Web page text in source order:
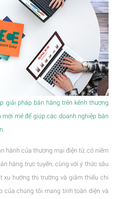
giải pháp bán hàng trên kênh thương
mẻ để giúp các doanh nghiệp bán
hành của thương mại điện tử, có niềm
hàng trực tuyến, cùng với ý thức sâu
xu hướng thị trường và giảm thiểu chi
của chúng tôi mang tính toàn diện và